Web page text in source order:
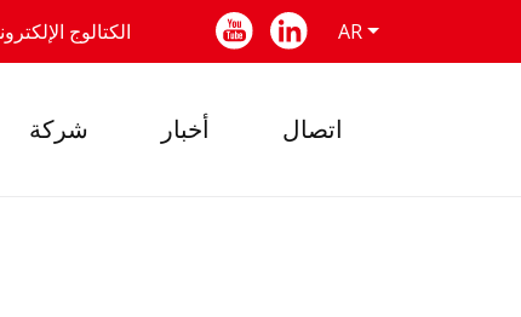
الكتالوج AR
شركة أخبار اتصال